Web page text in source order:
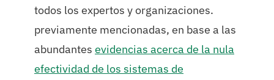
todos los expertos y organizaciones.
previamente mencionadas, en base a las
abundantes evidencias acerca de la nula
efectividad de los sistemas de